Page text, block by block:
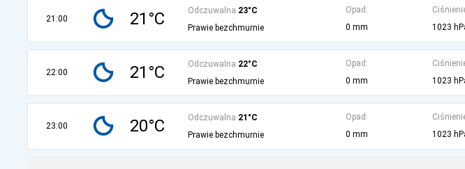
21:00 21°C Odczuwalna 23°C
Prawie bezchmurnie
Opad:
0 mm
1023
22:00 21°C Odczuwalna 22°C
Prawie bezchmurnie
Opad:
0 mm
1023
23:00 20°C Odczuwalna 21°C
Prawie bezchmurnie
Opad:
0 mm
1023